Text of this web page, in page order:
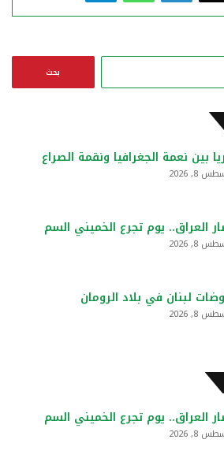
ن
بين نعمة الجغرافيا ونقمة الصراع
8, 2026
العراق.. يوم تجرع الخميني السم
8, 2026
لبنان في بلاد الرومان
8, 2026
العراق.. يوم تجرع الخميني السم
8, 2026